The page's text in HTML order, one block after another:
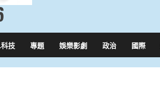
技 專題 娛樂影劇 政治 國際